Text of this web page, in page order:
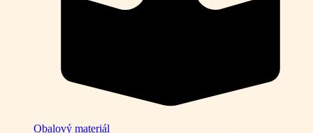
Obalový materiál